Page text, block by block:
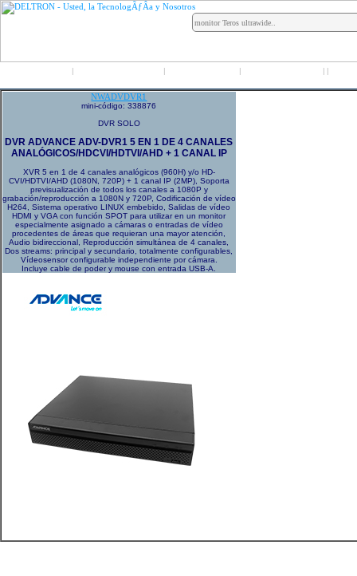
| | | | |
NWADVDVR1
mini-código: 338876
DVR SOLO
DVR ADVANCE ADV-DVR1 5 EN 1 DE 4 CANALES
ANALÓGICOS/HDCVI/HDTVI/AHD + 1 CANAL IP
XVR 5 en 1 de 4 canales analógicos (960H) y/o HD-
CVI/HDTVI/AHD (1080N, 720P) + 1 canal IP (2MP), Soporta
previsualización de todos los canales a 1080P y
grabación/reproducción a 1080N y 720P, Codificación de vídeo
H264, Sistema operativo LINUX embebido, Salidas de vídeo
HDMI y VGA con función SPOT para utilizar en un monitor
especialmente asignado a cámaras o entradas de vídeo
procedentes de áreas que requieran una mayor atención,
Audio bidireccional, Reproducción simultánea de 4 canales,
Dos streams: principal y secundario, totalmente configurables,
Vídeosensor configurable independiente por cámara.
Incluye cable de poder y mouse con entrada USB-A.